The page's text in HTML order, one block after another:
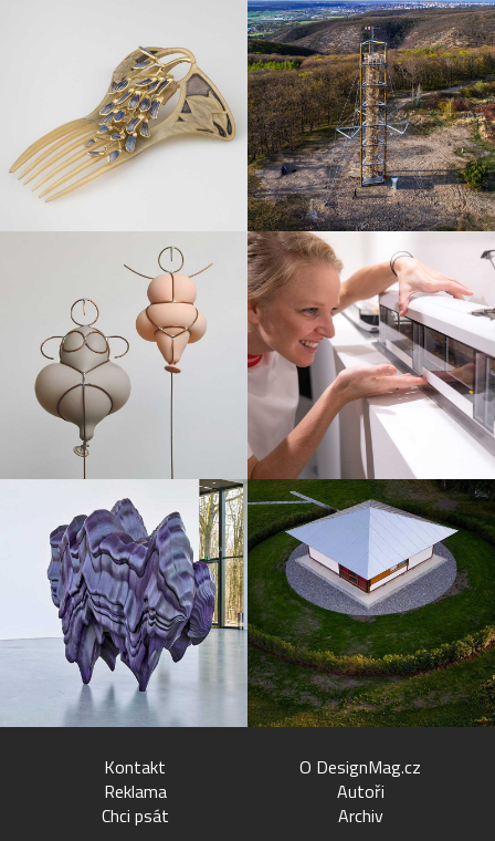
Kontakt
Reklama
Chci psát
O DesignMag.cz
Autoři
Archiv